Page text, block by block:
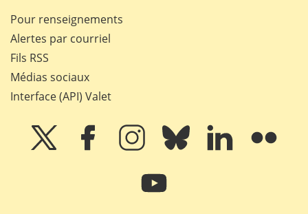
Pour renseignements
Alertes par courriel
Fils RSS
Médias sociaux
Interface (API) Valet